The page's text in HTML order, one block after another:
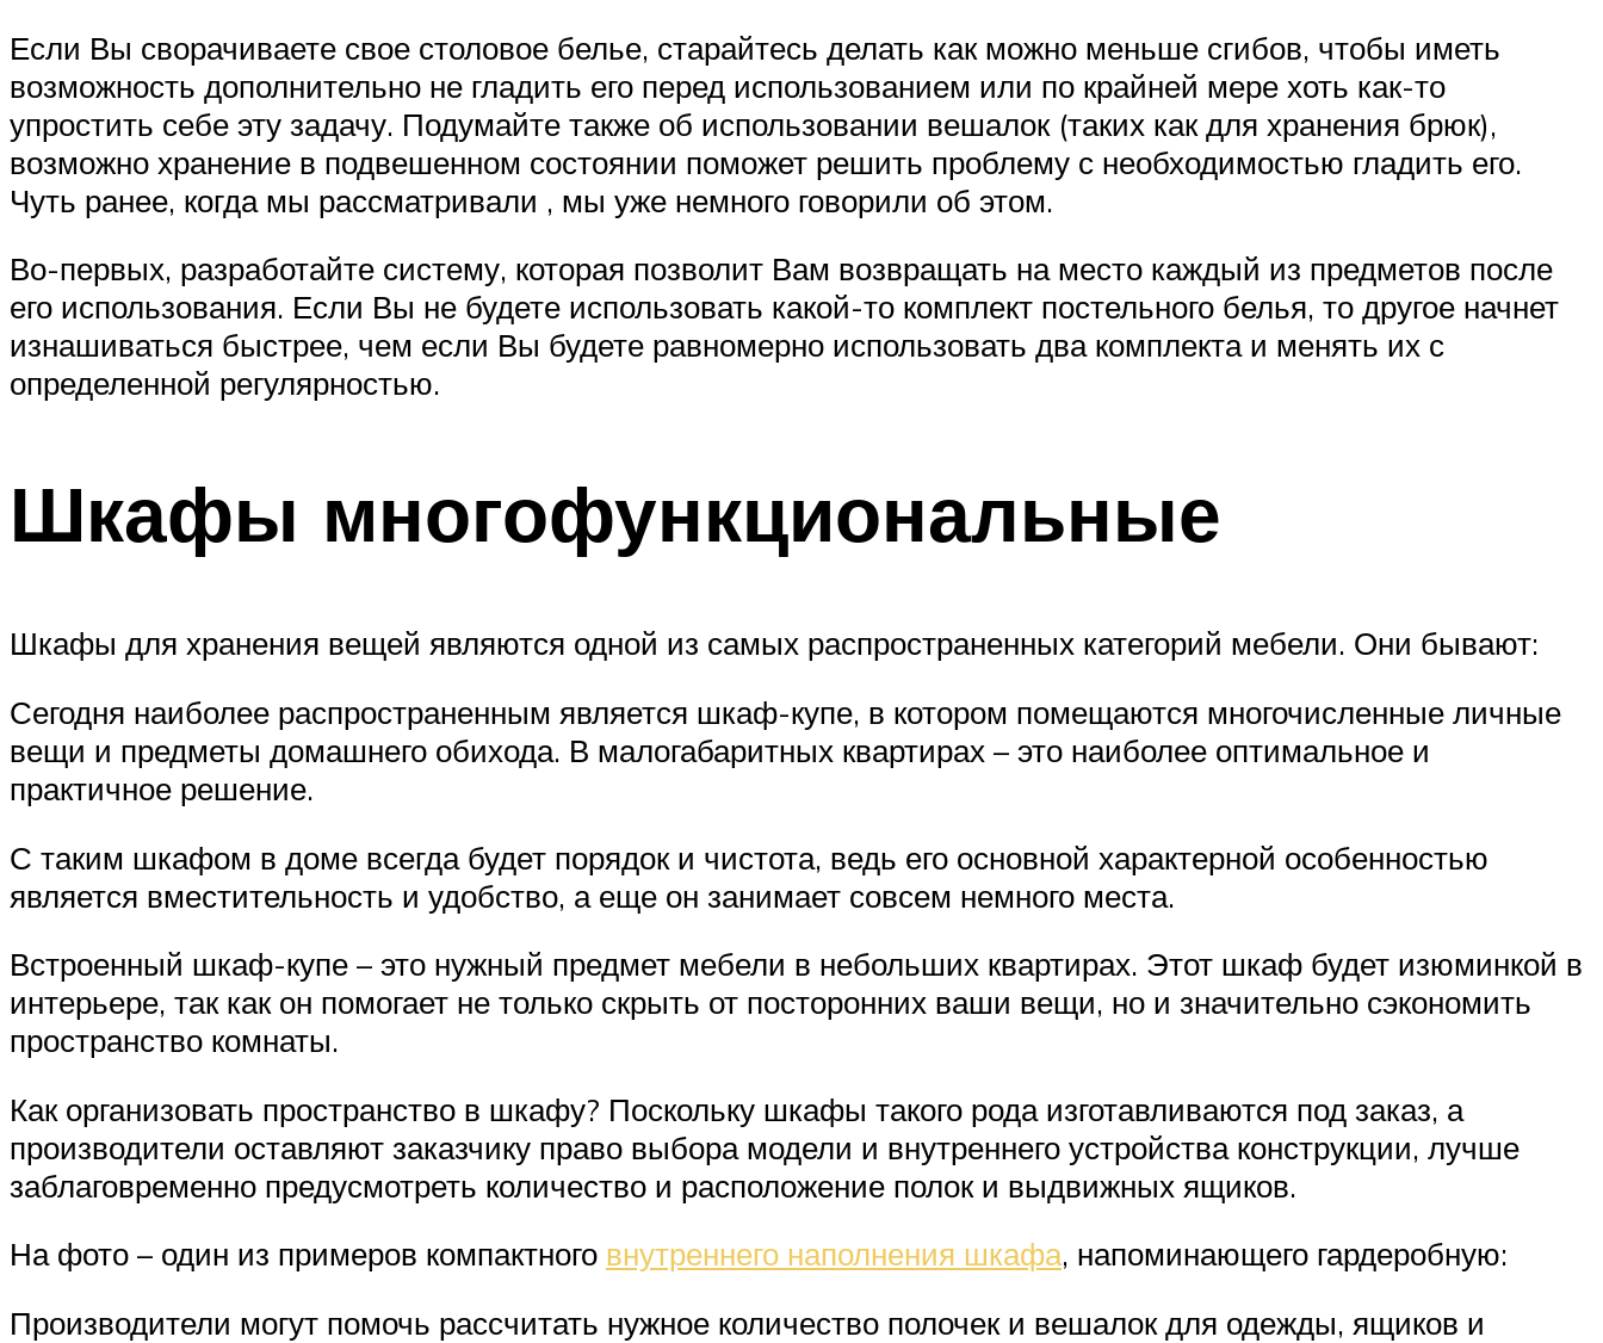
Если Вы сворачиваете свое столовое белье, старайтесь делать как можно меньше сгибов, чтобы иметь
возможность дополнительно не гладить его перед использованием или по крайней мере хоть как-то
упростить себе эту задачу. Подумайте также об использовании вешалок (таких как для хранения брюк),
возможно хранение в подвешенном состоянии поможет решить проблему с необходимостью гладить его.
Чуть ранее, когда мы рассматривали , мы уже немного говорили об этом.
Во-первых, разработайте систему, которая позволит Вам возвращать на место каждый из предметов после
его использования. Если Вы не будете использовать какой-то комплект постельного белья, то другое начнет
изнашиваться быстрее, чем если Вы будете равномерно использовать два комплекта и менять их с
определенной регулярностью.
Шкафы многофункциональные
Шкафы для хранения вещей являются одной из самых распространенных категорий мебели. Они бывают:
Сегодня наиболее распространенным является шкаф-купе, в котором помещаются многочисленные личные
вещи и предметы домашнего обихода. В малогабаритных квартирах – это наиболее оптимальное и
практичное решение.
С таким шкафом в доме всегда будет порядок и чистота, ведь его основной характерной особенностью
является вместительность и удобство, а еще он занимает совсем немного места.
Встроенный шкаф-купе – это нужный предмет мебели в небольших квартирах. Этот шкаф будет изюминкой в
интерьере, так как он помогает не только скрыть от посторонних ваши вещи, но и значительно сэкономить
пространство комнаты.
Как организовать пространство в шкафу? Поскольку шкафы такого рода изготавливаются под заказ, а
производители оставляют заказчику право выбора модели и внутреннего устройства конструкции, лучше
заблаговременно предусмотреть количество и расположение полок и выдвижных ящиков.
На фото – один из примеров компактного внутреннего наполнения шкафа, напоминающего гардеробную:
Производители могут помочь рассчитать нужное количество полочек и вешалок для одежды, ящиков и